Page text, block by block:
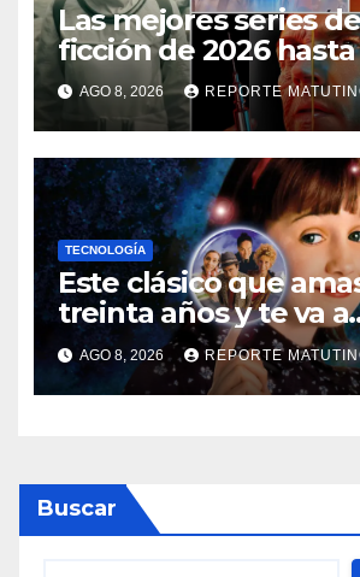
Las mejores series
ficción de 2026
AGO 8, 2026 REPORTE
TECNOLOGÍA
Este clásico que
treinta años y te va a
sorprender su
influencia en el cine
AGO 8, 2026 REPORTE
Buscar